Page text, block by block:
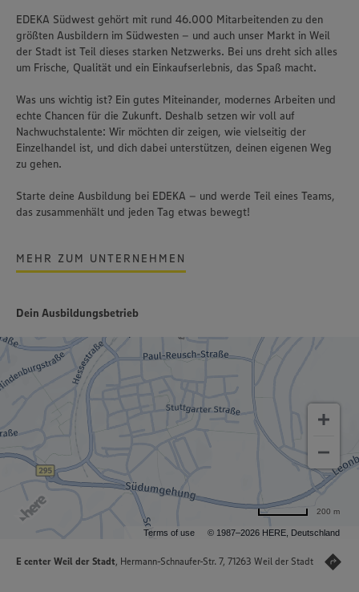
EDEKA Südwest gehört mit rund 46.000 Mitarbeitenden zu den
größten Ausbildern im Südwesten – und auch unser Markt in Weil
der Stadt ist Teil dieses starken Netzwerks. Bei uns dreht sich alles
um Frische, Qualität und ein Einkaufserlebnis, das Spaß macht.
Was uns wichtig ist? Ein gutes Miteinander, modernes Arbeiten und
echte Chancen für die Zukunft. Deshalb setzen wir voll auf
Nachwuchstalente: Wir möchten dir zeigen, wie vielseitig der
Einzelhandel ist, und dich dabei unterstützen, deinen eigenen Weg
zu gehen.
Starte deine Ausbildung bei EDEKA – und werde Teil eines Teams,
das zusammenhält und jeden Tag etwas bewegt!
MEHR ZUM UNTERNEHMEN
Dein Ausbildungsbetrieb
Terms of use © 1987–2026 HERE, Deutschland
200 m
E center Weil der Stadt, Hermann-Schnaufer-Str. 7, 71263 Weil der Stadt